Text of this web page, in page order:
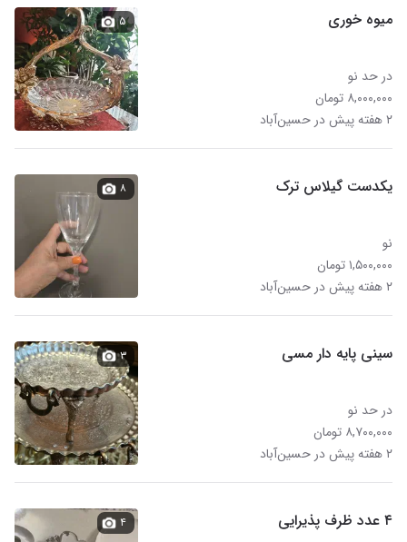
میوه خوری
در حد نو
۸,۰۰۰,۰۰۰ تومان
۲ هفته پیش در حسین‌آباد
۵
یکدست گیلاس ترک
نو
۱,۵۰۰,۰۰۰ تومان
۲ هفته پیش در حسین‌آباد
۸
سینی پایه دار مسی
در حد نو
۸,۷۰۰,۰۰۰ تومان
۲ هفته پیش در حسین‌آباد
۳
۴ عدد ظرف پذیرایی ۴